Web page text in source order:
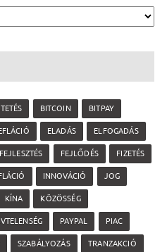
BITCOIN BITPAY
ELADÁS ELFOGADÁS
FEJLESZTÉS FEJLŐDÉS FIZETÉS
INNOVÁCIÓ JOG
KÍNA KÖZÖSSÉG
PAYPAL PIAC
SZABÁLYOZÁS TRANZAKCIÓ